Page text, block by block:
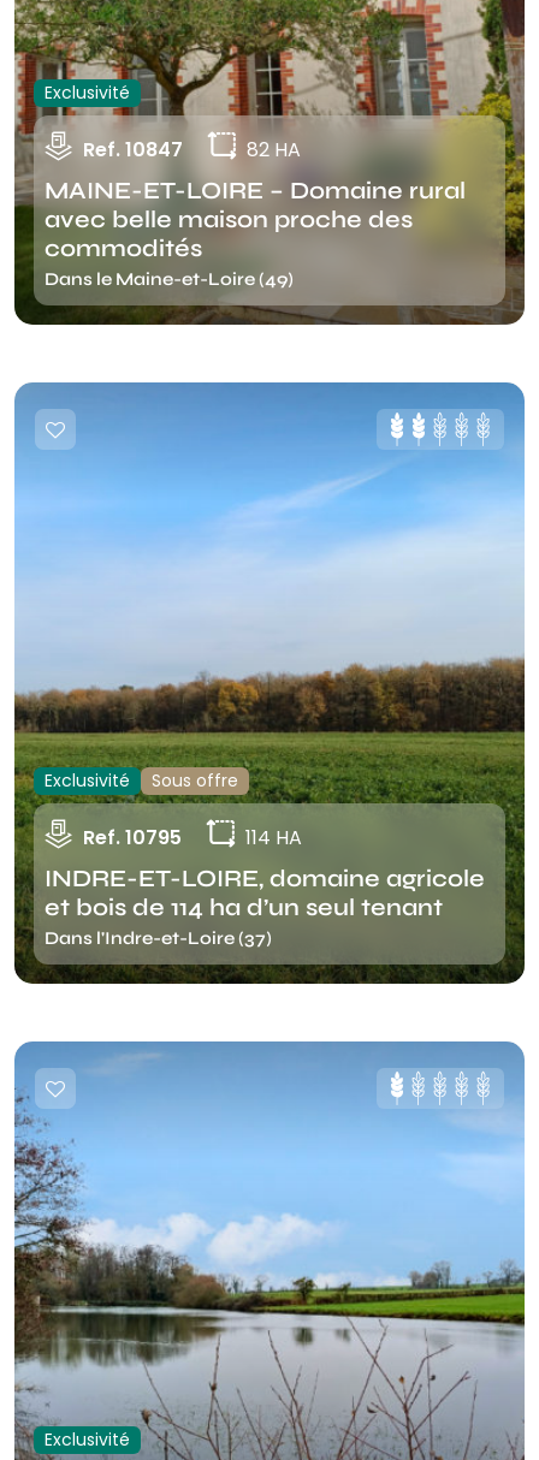
Exclusivité
Ref. 10847 82 HA
MAINE-ET-LOIRE – Domaine rural
avec belle maison proche des
commodités
Dans le Maine-et-Loire (49)
Exclusivité Sous offre
Ref. 10795 114 HA
INDRE-ET-LOIRE, domaine agricole
et bois de 114 ha d’un seul tenant
Dans l'Indre-et-Loire (37)
Exclusivité